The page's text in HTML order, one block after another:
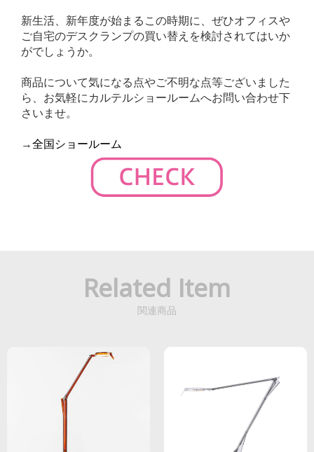
新生活、新年度が始まるこの時期に、ぜひオフィスや
ご自宅のデスクランプの買い替えを検討されてはいか
がでしょうか。
商品について気になる点やご不明な点等ございました
ら、お気軽にカルテルショールームへお問い合わせ下
さいませ。
→全国ショールーム
Related Item
関連商品